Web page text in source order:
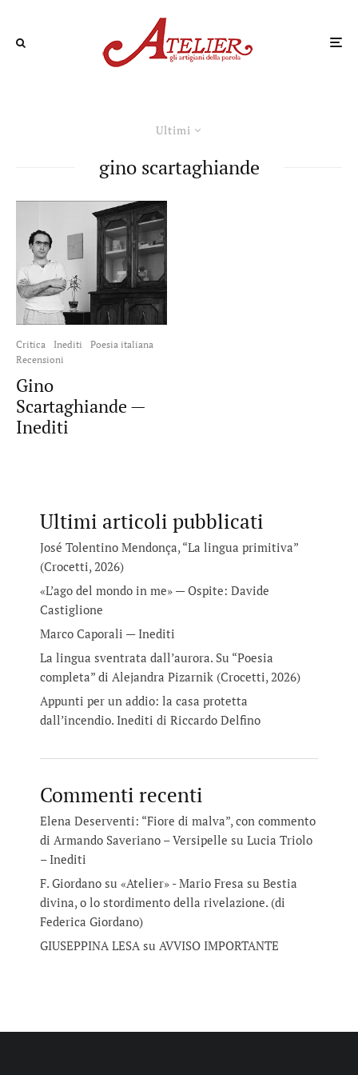
Ultimi
gino scartaghiande
Critica Inediti
Poesia italiana
Recensioni
Gino
Scartaghiande —
Inediti
Ultimi articoli pubblicati
José Tolentino Mendonça, “La lingua primitiva”
(Crocetti, 2026)
«L’ago del mondo in me» — Ospite: Davide
Castiglione
Marco Caporali — Inediti
La lingua sventrata dall’aurora. Su “Poesia
completa” di Alejandra Pizarnik (Crocetti, 2026)
Appunti per un addio: la casa protetta
dall’incendio. Inediti di Riccardo Delfino
Commenti recenti
Elena Deserventi: “Fiore di malva”, con commento
di Armando Saveriano – Versipelle su Lucia Triolo
– Inediti
F. Giordano su «Atelier» - Mario Fresa su Bestia
divina, o lo stordimento della rivelazione. (di
Federica Giordano)
GIUSEPPINA LESAsu AVVISO IMPORTANTE